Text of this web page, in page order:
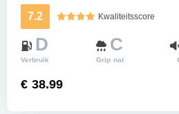
7.2 Kwaliteitsscore
D
Verbruik
C
Grip nat
€ 38.99